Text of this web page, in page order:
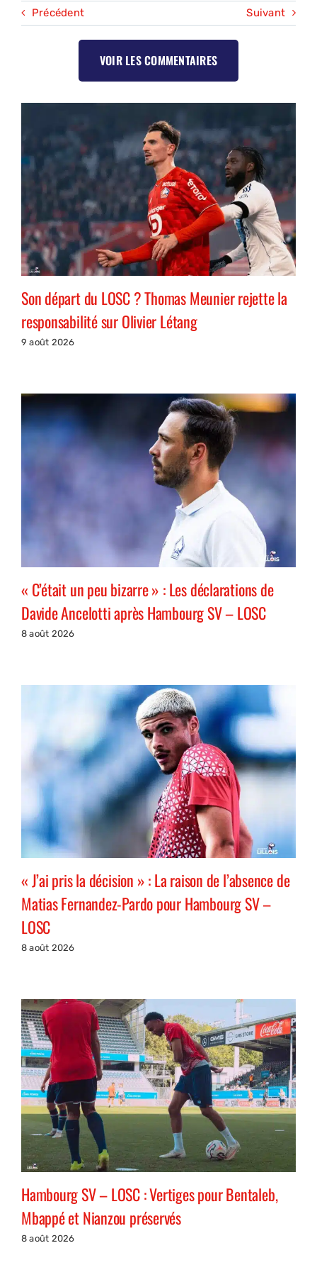
Précédent Suivant
VOIR LES COMMENTAIRES
Son départ du LOSC ? Thomas Meunier rejette la
responsabilité sur Olivier Létang
9 août 2026
« C’était un peu bizarre » : Les déclarations de
Davide Ancelotti après Hambourg SV – LOSC
8 août 2026
« J’ai pris la décision » : La raison de l’absence de
Matias Fernandez-Pardo pour Hambourg SV –
LOSC
8 août 2026
Hambourg SV – LOSC : Vertiges pour Bentaleb,
Mbappé et Nianzou préservés
8 août 2026